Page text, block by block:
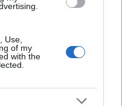
Use,
of my
with the
κάθε περίπτωση, το
γι’αυτό είναι πολύ
αθλητές στο
αλληλένδετη με τη
μπορεί να